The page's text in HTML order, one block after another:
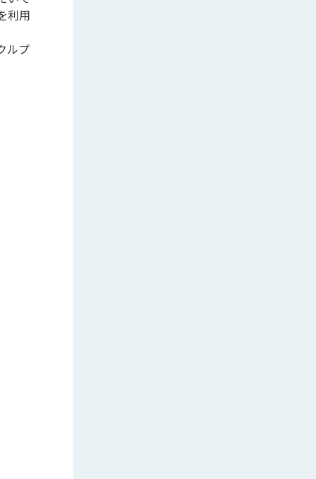
利用
ルプ